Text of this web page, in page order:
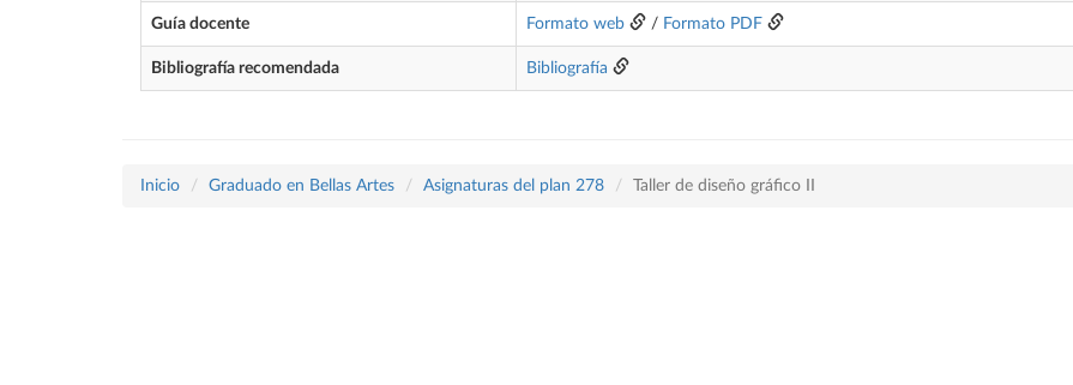
Guía docente Formato web / Formato PDF
Bibliografía recomendada Bibliografía
Inicio Graduado en Bellas Artes Asignaturas del plan 278 Taller de diseño gráfico II